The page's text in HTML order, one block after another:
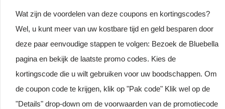
Wat zijn de voordelen van deze coupons en kortingscodes?
Wel, u kunt meer van uw kostbare tijd en geld besparen door
deze paar eenvoudige stappen te volgen: Bezoek de Bluebella
pagina en bekijk de laatste promo codes. Kies de
kortingscode die u wilt gebruiken voor uw boodschappen. Om
de coupon code te krijgen, klik op "Pak code" Klik wel op de
"Details" drop-down om de voorwaarden van de promotiecode